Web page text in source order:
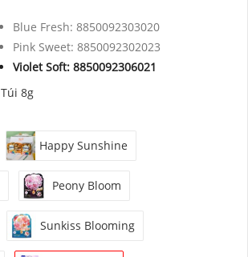
Blue Fresh: 8850092303020
Pink Sweet: 8850092302023
Violet Soft: 8850092306021
Túi 8g
Happy Sunshine
Peony Bloom
Sunkiss Blooming